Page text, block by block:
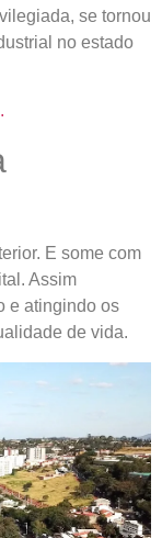
se tornou
no estado
E some com
Assim
e atingindo os
de vida.